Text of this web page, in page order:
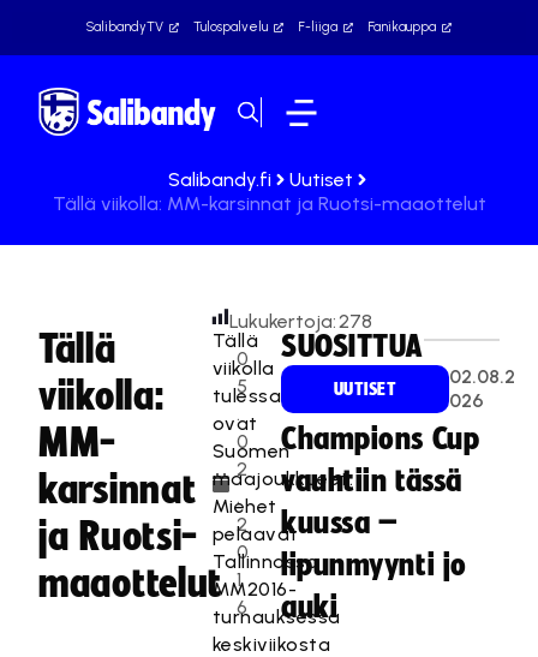
SalibandyTV Tulospalvelu F-liiga Fanikauppa
Salibandy.fi
Uutiset
Tällä viikolla: MM-karsinnat ja Ruotsi-maaottelut
Tällä
viikolla:
MM-
karsinnat
ja Ruotsi-
maaottelut
0
5
.
0
2
.
2
0
1
6
Lukukertoja:278
Tällä
viikolla
tulessa
ovat
Suomen
maajoukkueet.
Miehet
pelaavat
Tallinnassa
MM2016-
turnauksessa
keskiviikosta
SUOSITTUA
UUTISET
02.08.2
026
Champions Cup
vauhtiin tässä
kuussa –
lipunmyynti jo
auki